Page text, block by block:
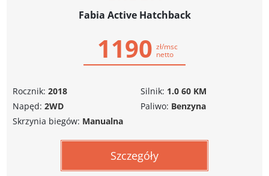
Fabia Active Hatchback
1190 zł/msc
netto
Rocznik: 2018
Napęd: 2WD
Silnik: 1.0 60 KM
Paliwo: Benzyna
Skrzynia biegów: Manualna
Szczegóły